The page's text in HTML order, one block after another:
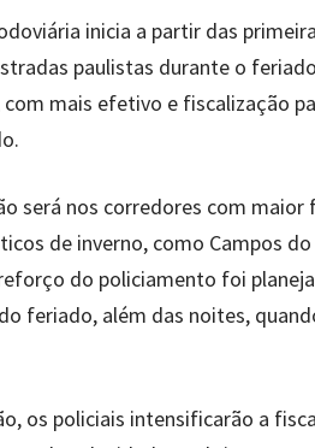
inicia a partir das
paulistas durante o
mais efetivo e fiscalização
será nos corredores com
de inverno, como Campos
do policiamento foi
feriado, além das noites,
os policiais intensificarão a